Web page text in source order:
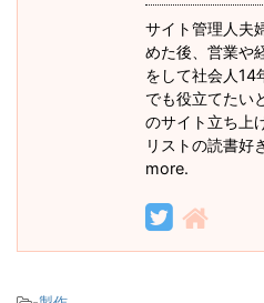
サイト管理人夫
めた後、営業や
をして社会人14
でも役立てたい
のサイト立ち上
リストの読書好
more.